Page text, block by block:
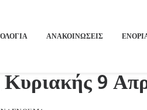
ΑΝΑΚΟΙΝΩΣΕΙΣ
9